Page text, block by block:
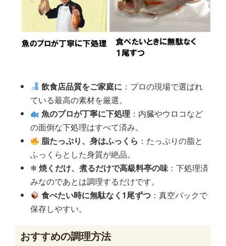
飲食店品質をご家庭に ：プロの現場で選ばれ
ている最高の素材を厳選。
魚のプロが丁寧に下処理 ：内臓やウロコなど
の面倒な下処理はすべて済み。
脂たっぷり、身はふっくら ：たっぷりの脂と
ふっくらとした身質が絶品。
❄ 焼くだけ、煮るだけで高級料亭の味：下処理済
みなのであとは調理するだけです。
食べたい時に無駄なく1尾ずつ ：真空パックで
保存しやすい。
おすすめの調理方法